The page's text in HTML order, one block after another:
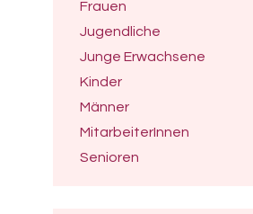
Frauen
Jugendliche
Junge Erwachsene
Kinder
Männer
MitarbeiterInnen
Senioren